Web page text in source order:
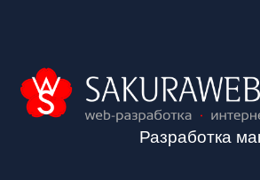
Разработка